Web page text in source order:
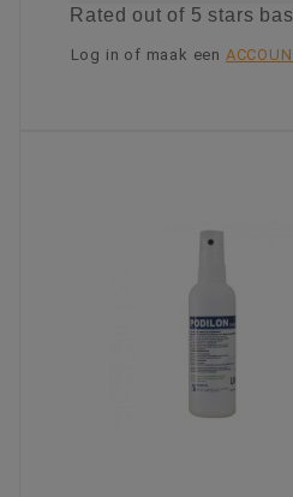
Ratedout of 5 stars
Log in of maak een